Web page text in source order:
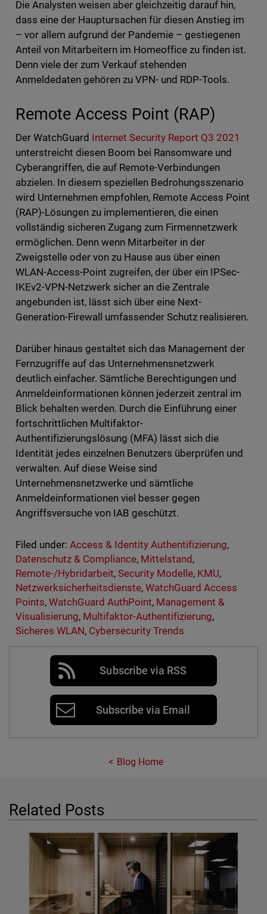
Die Analysten weisen aber gleichzeitig darauf hin,
dass eine der Hauptursachen für diesen Anstieg im
– vor allem aufgrund der Pandemie – gestiegenen
Anteil von Mitarbeitern im Homeoffice zu finden ist.
Denn viele der zum Verkauf stehenden
Anmeldedaten gehören zu VPN- und RDP-Tools.
Remote Access Point (RAP)
Der WatchGuard Internet Security Report Q3 2021
unterstreicht diesen Boom bei Ransomware und
Cyberangriffen, die auf Remote-Verbindungen
abzielen. In diesem speziellen Bedrohungsszenario
wird Unternehmen empfohlen, Remote Access Point
(RAP)-Lösungen zu implementieren, die einen
vollständig sicheren Zugang zum Firmennetzwerk
ermöglichen. Denn wenn Mitarbeiter in der
Zweigstelle oder von zu Hause aus über einen
WLAN-Access-Point zugreifen, der über ein IPSec-
IKEv2-VPN-Netzwerk sicher an die Zentrale
angebunden ist, lässt sich über eine Next-
Generation-Firewall umfassender Schutz realisieren.
Darüber hinaus gestaltet sich das Management der
Fernzugriffe auf das Unternehmensnetzwerk
deutlich einfacher. Sämtliche Berechtigungen und
Anmeldeinformationen können jederzeit zentral im
Blick behalten werden. Durch die Einführung einer
fortschrittlichen Multifaktor-
Authentifizierungslösung (MFA) lässt sich die
Identität jedes einzelnen Benutzers überprüfen und
verwalten. Auf diese Weise sind
Unternehmensnetzwerke und sämtliche
Anmeldeinformationen viel besser gegen
Angriffsversuche von IAB geschützt.
Filed under: Access & Identity Authentifizierung,
Datenschutz & Compliance, Mittelstand ,
Remote-/Hybridarbeit, Security Modelle, KMU,
Netzwerksicherheitsdienste, WatchGuard Access
Points, WatchGuard AuthPoint, Management &
Visualisierung, Multifaktor-Authentifizierung,
Sicheres WLAN, Cybersecurity Trends
Subscribe via RSS
Subscribe via Email
Blog Home
Related Posts